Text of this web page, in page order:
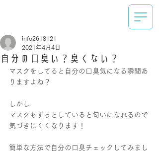
自分の口臭い？臭くない？
info2618121
2021年4月4日
マスクをしてると自分の口臭気になる瞬間あ
りますよね？
しかし
マスクもずっとしていると匂いになれるので
気づきにくくなります！
簡単な方法で自分の口臭チェックしてみまし